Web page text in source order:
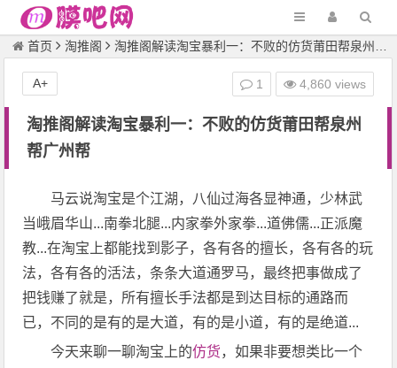
首页 淘推阁 淘推阁解读淘宝暴利一：不败的仿货莆田帮泉州帮广州帮
淘推阁解读淘宝暴利一：不败的仿货莆田帮泉州
帮广州帮
1 4,860 views
A+
马云说淘宝是个江湖，八仙过海各显神通，少林武
当峨眉华山...南拳北腿...内家拳外家拳...道佛儒...正派魔
教...在淘宝上都能找到影子，各有各的擅长，各有各的玩
法，各有各的活法，条条大道通罗马，最终把事做成了
把钱赚了就是，所有擅长手法都是到达目标的通路而
已，不同的是有的是大道，有的是小道，有的是绝道...
今天来聊一聊淘宝上的仿货，如果非要想类比一个